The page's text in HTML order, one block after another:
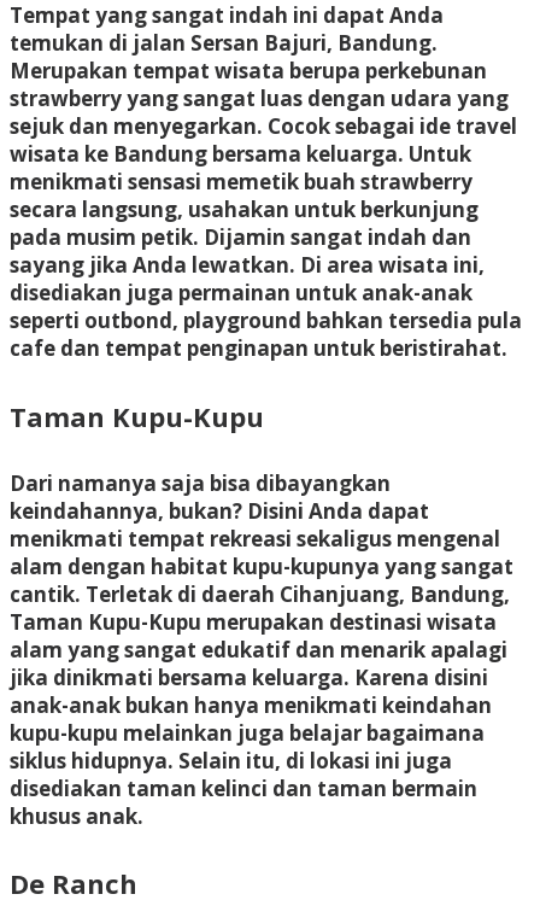
Tempat yang sangat indah ini dapat Anda
temukan di jalan Sersan Bajuri, Bandung.
Merupakan tempat wisata berupa perkebunan
strawberry yang sangat luas dengan udara yang
sejuk dan menyegarkan. Cocok sebagai ide travel
wisata ke Bandung bersama keluarga. Untuk
menikmati sensasi memetik buah strawberry
secara langsung, usahakan untuk berkunjung
pada musim petik. Dijamin sangat indah dan
sayang jika Anda lewatkan. Di area wisata ini,
disediakan juga permainan untuk anak-anak
seperti outbond, playground bahkan tersedia pula
cafe dan tempat penginapan untuk beristirahat.
Taman Kupu-Kupu
Dari namanya saja bisa dibayangkan
keindahannya, bukan? Disini Anda dapat
menikmati tempat rekreasi sekaligus mengenal
alam dengan habitat kupu-kupunya yang sangat
cantik. Terletak di daerah Cihanjuang, Bandung,
Taman Kupu-Kupu merupakan destinasi wisata
alam yang sangat edukatif dan menarik apalagi
jika dinikmati bersama keluarga. Karena disini
anak-anak bukan hanya menikmati keindahan
kupu-kupu melainkan juga belajar bagaimana
siklus hidupnya. Selain itu, di lokasi ini juga
disediakan taman kelinci dan taman bermain
khusus anak.
De Ranch